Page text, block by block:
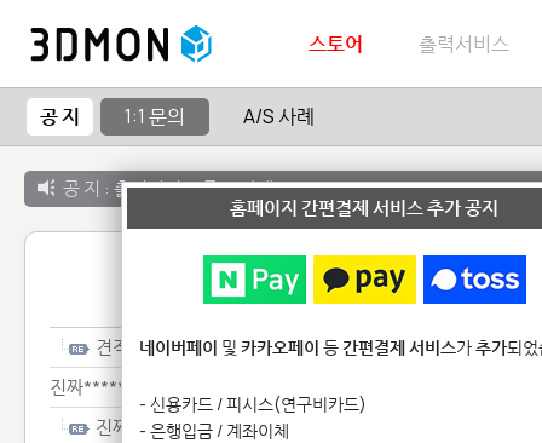
스토어 출력서비스
공 지 1:1 문의 A/S 사례
공 지 : 출력서비스 종료 안내
1:1 문
견적************************
진짜************************
진짜************************
홈페이지 간편결제 서비스 추가 공지
네이버페이 및 카카오페이 등간편결제 서비스가추가되
- 신용카드 / 피시스(연구비카드)
- 은행입금 / 계좌이체